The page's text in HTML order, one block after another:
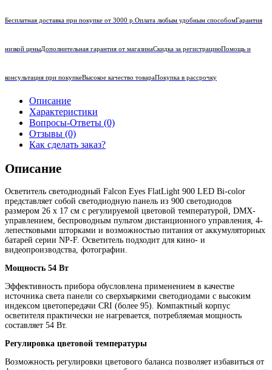
Бесплатная доставка при покупке от 3000 р. Оплата любым удобным способомГарантия
низкой ценыДополнительная гарантия от магазинаСкидка за регистрациюПомощь и
консультация при покупкеВысокое качество товараПокупка в рассрочку
Описание
Характеристики
Вопросы-Ответы (0)
Отзывы (0)
Как сделать заказ?
Описание
Осветитель светодиодный Falcon Eyes FlatLight 900 LED Bi-color
представляет собой светодиодную панель из 900 светодиодов
размером 26 x 17 см с регулируемой цветовой температурой, DMX-
управлением, беспроводным пультом дистанционного управления, 4-
лепестковыми шторками и возможностью питания от аккумуляторных
батарей серии NP-F. Осветитель подходит для кино- и
видеопроизводства, фотографии.
Мощность 54 Вт
Эффективность прибора обусловлена применением в качестве
источника света панели со сверхъяркими светодиодами с высоким
индексом цветопередачи CRI (более 95). Компактный корпус
осветителя практически не нагревается, потребляемая мощность
составляет 54 Вт.
Регулировка цветовой температуры
Возможность регулировки цветового баланса позволяет избавиться от